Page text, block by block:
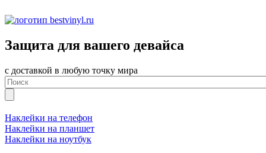
Защита для вашего девайса
с доставкой в любую точку мира
Наклейки на телефон
Наклейки на планшет
Наклейки на ноутбук